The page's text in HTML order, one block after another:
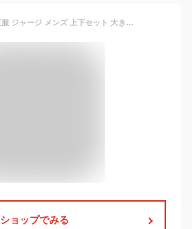
[Ｒｏｒｔｙｎｏ] 夏服 ジャージ メンズ 上下セット 大きいサイズ 半袖tシャツ ハーフパンツ 2点セット 部屋着 メンズ 上下セット 夏 無地 カジュアルTシャツ ショートパンツ スポーツウェア 短パン ルームウェア セットアップ 丸首 通気性 ゆったり 軽量
ショップでみる